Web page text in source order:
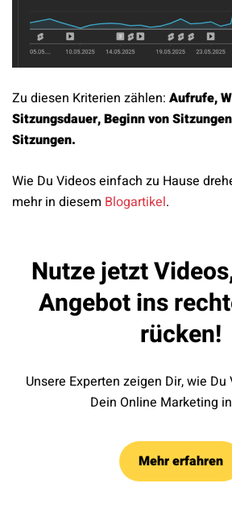
Zu diesen Kriterien zählen: Aufrufe,
Sitzungsdauer, Beginn von
Sitzungen.
Wie Du Videos einfach zu Hause
mehr in diesem Blogartikel.
Nutze jetzt
Angebot ins
rücken!
Unsere Experten zeigen Dir, wie
Dein Online Marketing
Mehr erfahren